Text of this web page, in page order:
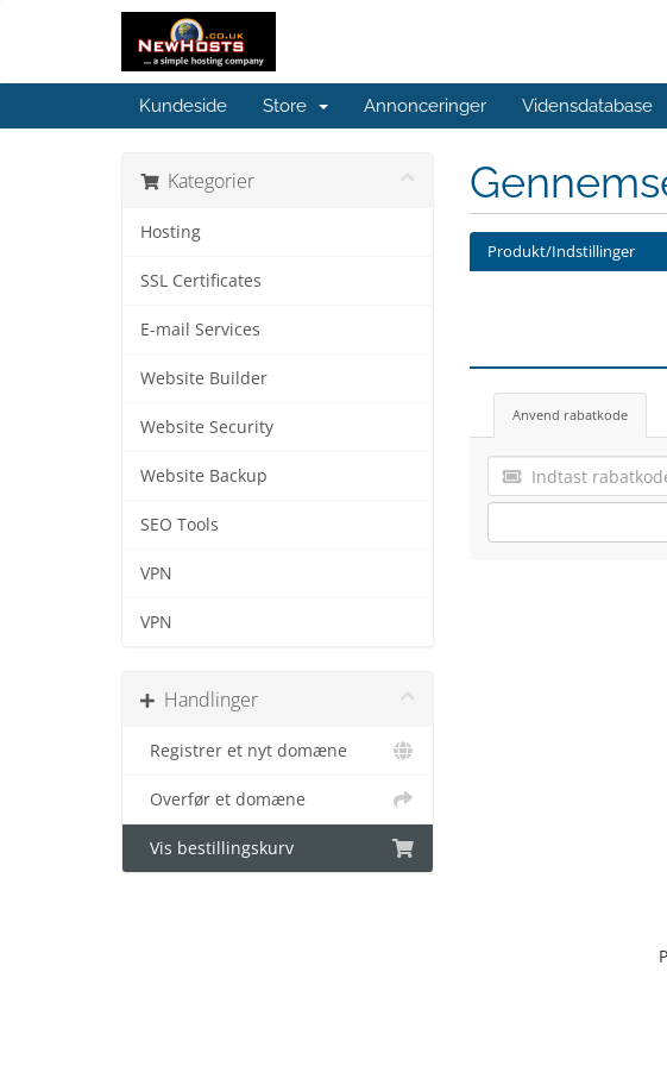
Kundeside Store Annonceringer Vidensdatabase
Kategorier
Hosting
SSL Certificates
E-mail Services
Website Builder
Website Security
Website Backup
SEO Tools
VPN
VPN
Handlinger
Registrer et nyt domæne
Overfør et domæne
Vis bestillingskurv
Produkt/Indstillinger
Anvend rabatkode